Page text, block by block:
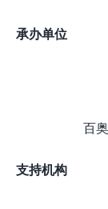
承办单位
百
支持机构